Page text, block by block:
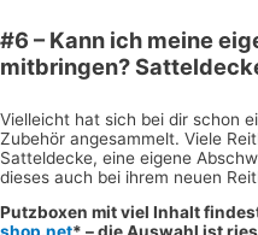
#6 – Kann ich meine
mitbringen?
Vielleicht hat sich bei dir schon
Zubehör angesammelt. Viele
Satteldecke, eine eigene
dieses auch bei ihrem neuen
Putzboxen mit viel Inhalt